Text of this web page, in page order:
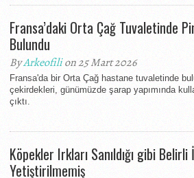
Fransa’daki Orta Çağ Tuvaletinde
Bulundu
ByArkeofilion 25 Mart 2026
Fransa'da bir Orta Çağ hastane tuvaletinde
çekirdekleri, günümüzde şarap yapımında
çıktı.
Köpekler Irkları Sanıldığı gibi
Yetiştirilmemiş